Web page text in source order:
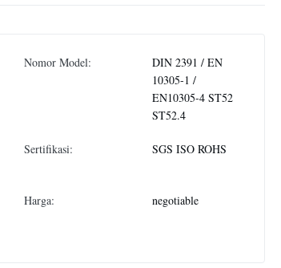
Nomor Model:
DIN 2391 / EN
10305-1 /
EN10305-4 ST52
ST52.4
Sertifikasi: SGS ISO ROHS
Harga: negotiable